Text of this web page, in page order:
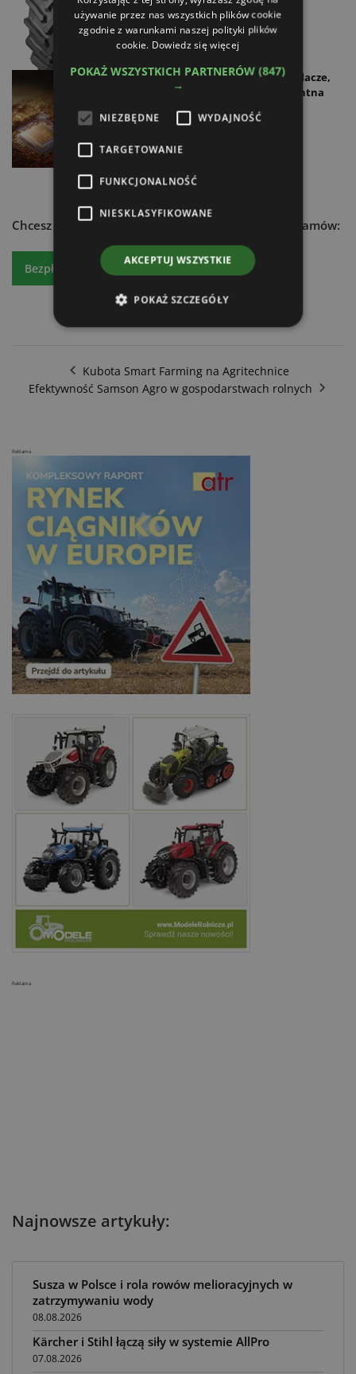
04.11.2025
FJDynamics: większe wyświetlacze,
dokładność do 3 cm i inteligentna
korekta dryftu
30.10.2025
Chcesz dowiedzieć się więcej? Czytaj atr express - zamów:
Bezpłatny egzemplarz Prenumeratę
Kubota Smart Farming na Agritechnice
Efektywność Samson Agro w gospodarstwach rolnych
Reklama
Najnowsze artykuły:
Susza w Polsce i rola rowów melioracyjnych w
zatrzymywaniu wody
08.08.2026
Kärcher i Stihl łączą siły w systemie AllPro
07.08.2026
Reklama
używanie przez nas wszystkich plików cookie
zgodnie z warunkami naszej polityki plików
cookie. Dowiedz się więcej
POKAŻ WSZYSTKICH PARTNERÓW(847)
→
NIEZBĘDNE WYDAJNOŚĆ
TARGETOWANIE
FUNKCJONALNOŚĆ
NIESKLASYFIKOWANE
AKCEPTUJ WSZYSTKIE
POKAŻ SZCZEGÓŁY